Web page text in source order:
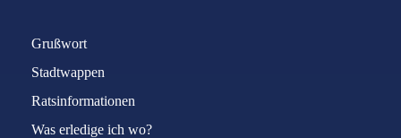
Grußwort
Stadtwappen
Ratsinformationen
Was erledige ich wo?